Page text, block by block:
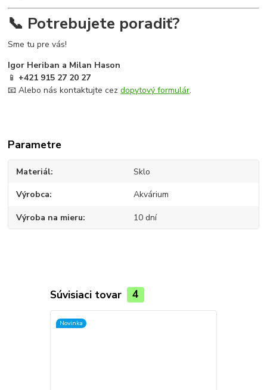
📞 Potrebujete poradiť?
Sme tu pre vás!
Igor Heriban a Milan Hason
📱 +421 915 27 20 27
📧 Alebo nás kontaktujte cezdopytový formulár.
Parametre
Materiál Sklo
Výrobca Akvárium
Výroba na mieru 10 dní
Súvisiaci tovar 4
Novinka